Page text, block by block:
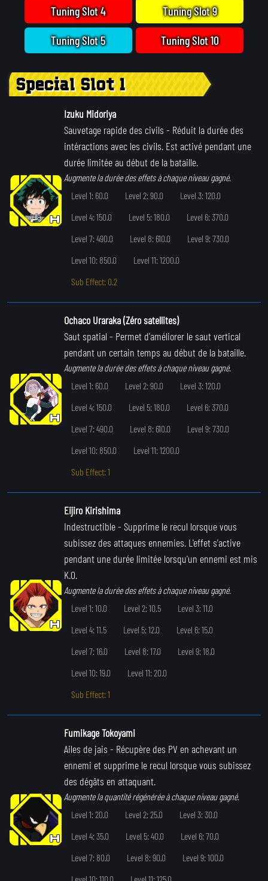
Tuning Slot 4
Tuning Slot 5
Tuning Slot 9
Tuning Slot 10
Special Slot 1
Izuku Midoriya
Sauvetage rapide des civils - Réduit la durée des
intéractions avec les civils. Est activé pendant une
durée limitée au début de la bataille.
Augmente la durée des effets à chaque niveau gagné.
Level 1: 60.0
Level 2: 90.0
Level 3: 120.0
Level 4: 150.0
Level 5: 180.0
Level 6: 370.0
Level 7: 490.0
Level 8: 610.0
Level 9: 730.0
Level 10: 850.0
Level 11: 1200.0
Sub Effect: 0.2
Ochaco Uraraka (Zéro satellites)
Saut spatial - Permet d'améliorer le saut vertical
pendant un certain temps au début de la bataille.
Augmente la durée des effets à chaque niveau gagné.
Level 1: 60.0
Level 2: 90.0
Level 3: 120.0
Level 4: 150.0
Level 5: 180.0
Level 6: 370.0
Level 7: 490.0
Level 8: 610.0
Level 9: 730.0
Level 10: 850.0
Level 11: 1200.0
Sub Effect: 1
Eijiro Kirishima
Indestructible- Supprime le recul lorsque vous
subissez des attaques ennemies. L'effet s'active
pendant une durée limitée lorsqu'un ennemi est mis
K.O.
Augmente la durée des effets à chaque niveau gagné.
Level 1: 10.0
Level 2: 10.5
Level 3: 11.0
Level 4: 11.5
Level 5: 12.0
Level 6: 15.0
Level 7: 16.0
Level 8: 17.0
Level 9: 18.0
Level 10: 19.0
Level 11: 20.0
Sub Effect: 1
Fumikage Tokoyami
Ailes de jais - Récupère des PV en achevant un
ennemi et supprime le recul lorsque vous subissez
des dégâts en attaquant.
Augmente la quantité régénérée à chaque niveau gagné.
Level 1: 20.0
Level 2: 25.0
Level 3: 30.0
Level 4: 35.0
Level 5: 40.0
Level 6: 70.0
Level 7: 80.0
Level 8: 90.0
Level 9: 100.0